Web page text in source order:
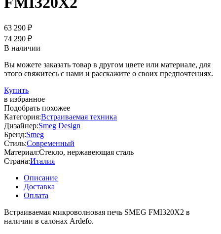
63 290 ₽
74 290 ₽
В наличии
Вы можете заказать товар в другом цвете или материале, для
этого свяжитесь с нами и расскажите о своих предпочтениях.
Купить
в избранное
Подобрать похожее
Категория:Встраиваемая техника
Дизайнер:Smeg Design
Бренд:Smeg
Стиль:Современный
Материал:Стекло, нержавеющая сталь
Страна:Италия
Описание
Доставка
Оплата
Встраиваемая микроволновая печь SMEG FMI320X2 в
наличии в салонах Ardefo.